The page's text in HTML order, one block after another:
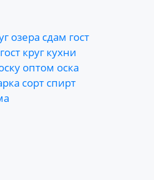
озера сдам гост
гост круг кухни
оптом оска
сорт спирт